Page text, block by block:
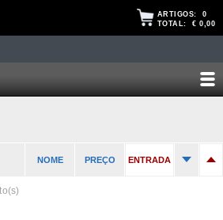
ARTIGOS: 0
TOTAL: € 0,00
NOME PREÇO ENTRADA